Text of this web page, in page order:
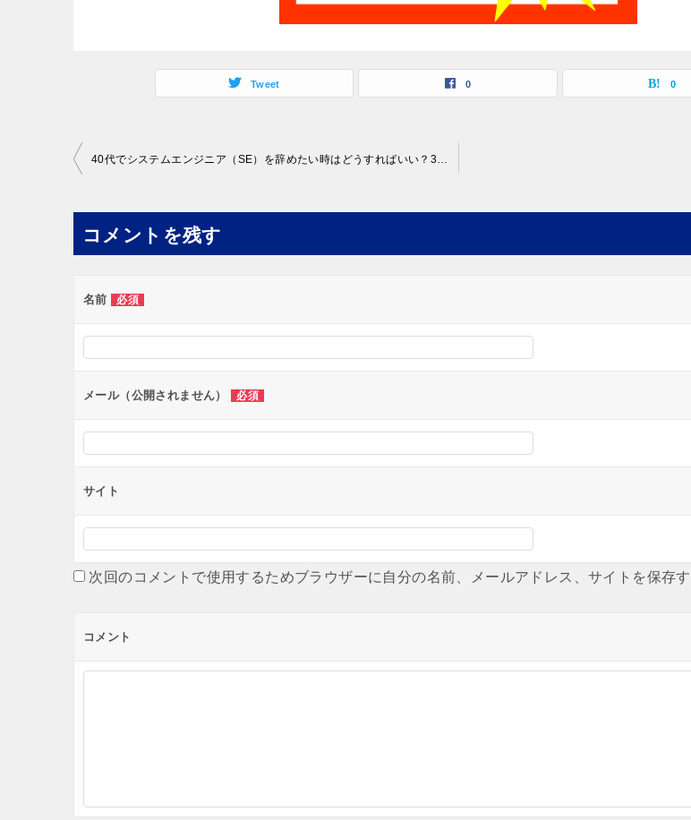
Tweet 0 0
投
ナ
ビ
ー
ョ
ン
40代でシステムエンジニア（SE）を辞めたい時はどうすればいい？3つの理由別にやるべき事を徹底解説！
コメントを残す
名前 必須
メール（公開されません） 必須
サイト
次回のコメントで使用するためブラウザーに自分の名前、メールアドレス、サイトを保存す
コメント